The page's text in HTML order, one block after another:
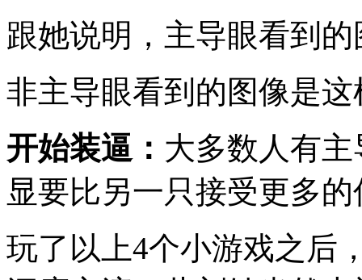
跟她说明，主导眼看到
非主导眼看到的图像是这
开始装逼： 大多数人有
显要比另一只接受更多
玩了以上4个小游戏之后